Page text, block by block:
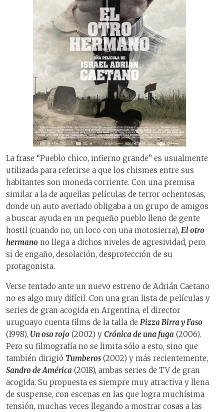
La frase “Pueblo chico, infierno grande” es usualmente
utilizada para referirse a que los chismes entre sus
habitantes son moneda corriente. Con una premisa
similar a la de aquellas películas de terror ochentosas,
donde un auto averiado obligaba a un grupo de amigos
a buscar ayuda en un pequeño pueblo lleno de gente
hostil (cuando no, un loco con una motosierra), El otro
hermano no llega a dichos niveles de agresividad, pero
si de engaño, desolación, desprotección de su
protagonista.
Verse tentado ante un nuevo estreno de Adrián Caetano
no es algo muy difícil. Con una gran lista de películas y
series de gran acogida en Argentina, el director
uruguayo cuenta films de la talla de Pizza Birra y Faso
(1998), Un oso rojo (2002) y Crónica de una fuga (2006).
Pero su filmografía no se limita sólo a esto, sino que
también dirigió Tumberos (2002) y más recientemente,
Sandro de América (2018), ambas series de TV de gran
acogida. Su propuesta es siempre muy atractiva y llena
de suspense, con escenas en las que logra muchísima
tensión, muchas veces llegando a mostrar cosas a las